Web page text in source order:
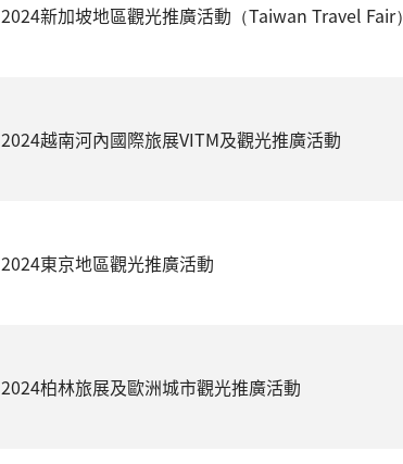
2024新加坡地區觀光推廣活動（Taiwan Travel Fair）
2024越南河內國際旅展VITM及觀光推廣活動
2024東京地區觀光推廣活動
2024柏林旅展及歐洲城市觀光推廣活動